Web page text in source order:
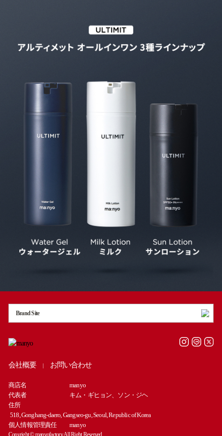
Brand Site
会社概要 | お問い合わせ
商店名
manyo
代表者
キム・ギヒョン、ソン・ジヘ
住所
518, Gonghang-daero, Gangseo-gu, Seoul, Republic of Korea
個人情報管理責任
manyo
Copyright © manyofactory All Right Reserved.